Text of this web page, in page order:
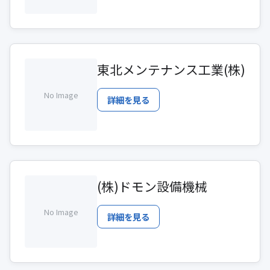
No Image
東北メンテナンス工業(株)
詳細を見る
No Image
(株)ドモン設備機械
詳細を見る